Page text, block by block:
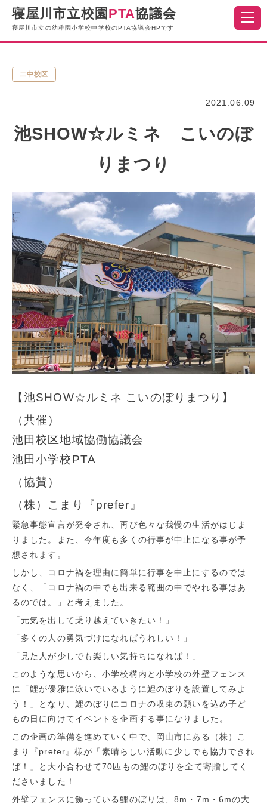
寝屋川市立校園 PTA協議会
寝屋川市立の幼稚園小学校中学校のPTA協議会HPです
二中校区
2021.06.09
池SHOW☆ルミネ こいのぼ
りまつり
【池SHOW☆ルミネ こいのぼりまつり】
（共催）
池田校区地域協働協議会
池田小学校PTA
（協賛）
（株）こまり『prefer』
緊急事態宣言が発令され、再び色々な我慢の生活がはじま
りました。また、今年度も多くの行事が中止になる事が予
想されます。
しかし、コロナ禍を理由に簡単に行事を中止にするのでは
なく、「コロナ禍の中でも出来る範囲の中でやれる事はあ
るのでは。」と考えました。
「元気を出して乗り越えていきたい！」
「多くの人の勇気づけになればうれしい！」
「見た人が少しでも楽しい気持ちになれば！」
このような思いから、小学校構内と小学校の外壁フェンス
に「鯉が優雅に泳いでいるように鯉のぼりを設置してみよ
う！」となり、鯉のぼりにコロナの収束の願いを込め子ど
もの日に向けてイベントを企画する事になりました。
この企画の準備を進めていく中で、岡山市にある（株）こ
まり『prefer』様が「素晴らしい活動に少しでも協力できれ
ば！」と大小合わせて70匹もの鯉のぼりを全て寄贈してく
ださいました！
外壁フェンスに飾っている鯉のぼりは、8m・7m・6mの大